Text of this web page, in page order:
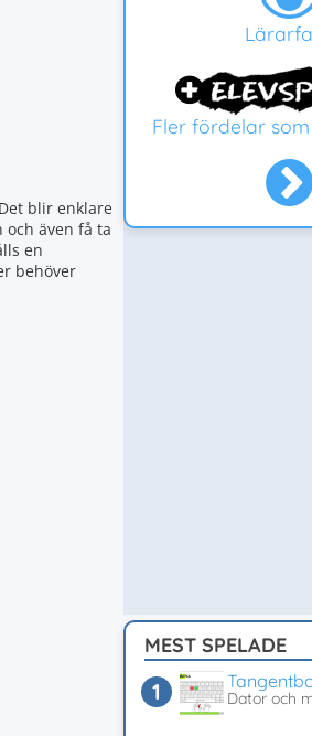
blir enklare
även få ta
en
behöver
Fler fördelar
MEST SPELADE
Dator och